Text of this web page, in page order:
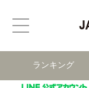
ランキング